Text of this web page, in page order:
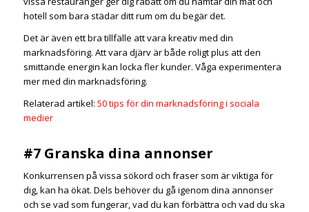
hotell som bara städar ditt rum om du begär det.
Det är även ett bra tillfälle att vara kreativ med din
marknadsföring. Att vara djärv är både roligt plus att den
smittande energin kan locka fler kunder. Våga experimentera
mer med din marknadsföring.
Relaterad artikel: 50 tips för din marknadsföring i sociala
medier
#7 Granska dina annonser
Konkurrensen på vissa sökord och fraser som är viktiga för
dig, kan ha ökat. Dels behöver du gå igenom dina annonser
och se vad som fungerar, vad du kan förbättra och vad du ska